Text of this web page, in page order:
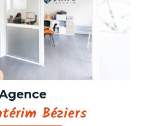
Béziers